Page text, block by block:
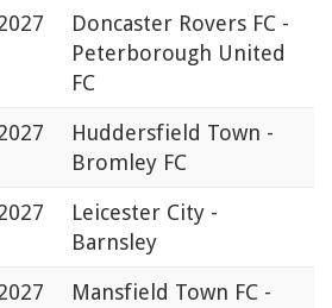
Doncaster Rovers FC -
Peterborough United
FC
Huddersfield Town -
Bromley FC
Leicester City -
Barnsley
Mansfield Town FC -